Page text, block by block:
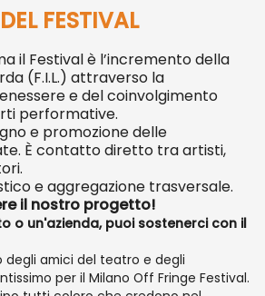
DEL FESTIVAL
il Festival è l’incremento della
(F.I.L.) attraverso la
e del coinvolgimento
performative.
e promozione delle
È contatto diretto tra artisti,
e aggregazione trasversale.
il nostro progetto!
o un'azienda, puoi sostenerci con il
degli amici del teatro e degli
per il Milano Off Fringe Festival.